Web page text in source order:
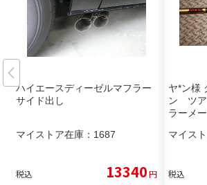
ハイエースディーゼルマフラー
サイド出し
マイストア在庫： 1687
税込 13340円
ヤ*ン様
ン ツア
ラーメ
マイス
税込